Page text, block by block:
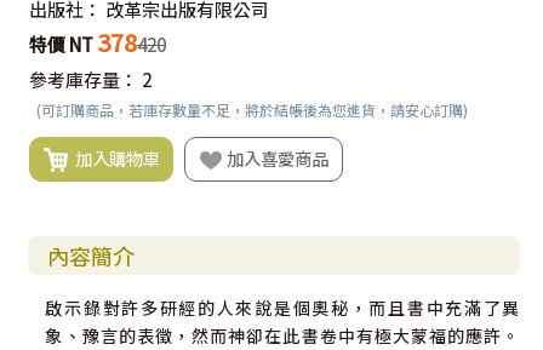
出版社： 改革宗出版有限公司
特價 NT 378420
參考庫存量： 2
(可訂購商品，若庫存數量不足，將於結帳後為您進貨，請安心訂購)
加入購物車 加入喜愛商品
內容簡介
啟示錄對許多研經的人來說是個奧秘，而且書中充滿了異
象、豫言的表徵，然而神卻在此書卷中有極大蒙福的應許。